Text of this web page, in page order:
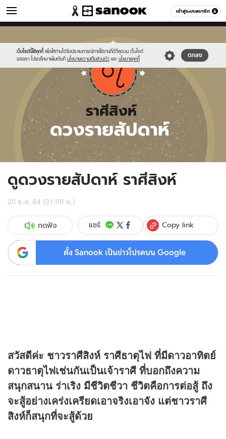
เข้าสู่ระบบสมาชิก
ดูดวง หมวดอื่นๆ
เว็บไซต์นี้ใช้คุกกี้ เพื่อให้ท่านได้รับประสบการณ์การใช้งานที่ดีที่สุดบน เว็บไซต์
ของเรา โปรดศึกษาเพิ่มเติมที่ นโยบายความเป็นส่วนตัว และ นโยบายคุกกี้
ตกลง
new-
sanook.png
horoscope-
leo_zodiac.jpg
ดูดวงรายสัปดาห์ ราศีสิงห์
20 ธ.ค. 64 (01:09 น.)
กดฟัง แชร์ Copy link
ตั้ง Sanook เป็นข่าวโปรดบน Google
สวัสดีค่ะ ชาวราศีสิงห์ ราศีธาตุไฟ ที่มีดาวอาทิตย์
ดาวธาตุไฟเช่นกันเป็นเจ้าราศี ที่บอกถึงความ
สนุกสนาน ร่าเริง มีชีวิตชีวา ชีวิตคือการต่อสู้ ถึง
จะสู้อย่างเคร่งเครียดเอาจริงเอาจัง แต่ชาวราศี
สิงห์ก็สนุกที่จะสู้ด้วย